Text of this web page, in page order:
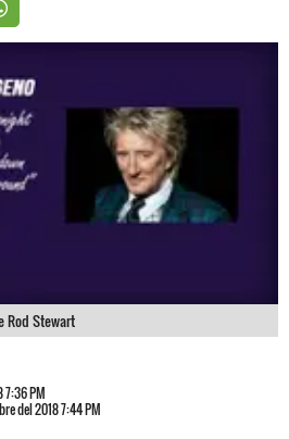
Rod Stewart
7:36 PM
del 2018 7:44 PM